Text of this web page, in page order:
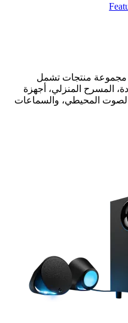
مجموعة منتجات تشمل
المسرح المنزلي، أجهزة
الصوت المحيطي، والسماعات